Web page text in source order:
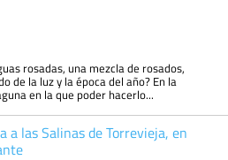
rosadas, una mezcla de rosados,
de la luz y la época del año? En la
en la que poder hacerlo...
a las Salinas de Torrevieja, en